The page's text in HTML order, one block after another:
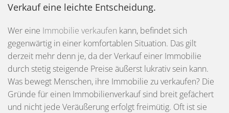
Verkauf eine leichte Entscheidung.
Wer eine Immobilie verkaufen kann, befindet sich
gegenwärtig in einer komfortablen Situation. Das gilt
derzeit mehr denn je, da der Verkauf einer Immobilie
durch stetig steigende Preise äußerst lukrativ sein kann.
Was bewegt Menschen, ihre Immobilie zu verkaufen? Die
Gründe für einen Immobilienverkauf sind breit gefächert
und nicht jede Veräußerung erfolgt freimütig. Oft ist sie